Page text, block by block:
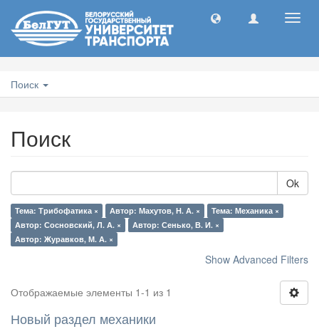
Поиск
Поиск
Ok
Тема: Трибофатика × Автор: Махутов, Н. А. ×
Тема: Механика ×
Автор: Сосновский, Л. А. ×
Автор: Сенько, В. И. ×
Автор: Журавков, М. А. ×
Show Advanced Filters
Отображаемые элементы 1-1 из 1
Новый раздел механики